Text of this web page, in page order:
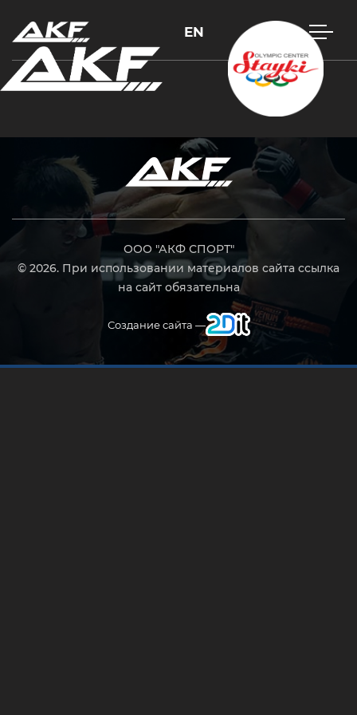
EN
ООО "АКФ СПОРТ"
© 2026. При использовании материалов сайта ссылка
на сайт обязательна
Создание сайта —
Нажмите Enter для поиска или Esc, чтобы закрыть